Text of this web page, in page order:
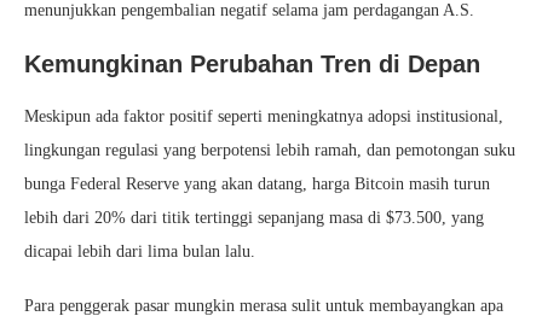
menunjukkan pengembalian negatif selama jam perdagangan A.S.
Kemungkinan Perubahan Tren di Depan
Meskipun ada faktor positif seperti meningkatnya adopsi institusional,
lingkungan regulasi yang berpotensi lebih ramah, dan pemotongan suku
bunga Federal Reserve yang akan datang, harga Bitcoin masih turun
lebih dari 20% dari titik tertinggi sepanjang masa di $73.500, yang
dicapai lebih dari lima bulan lalu.
Para penggerak pasar mungkin merasa sulit untuk membayangkan apa